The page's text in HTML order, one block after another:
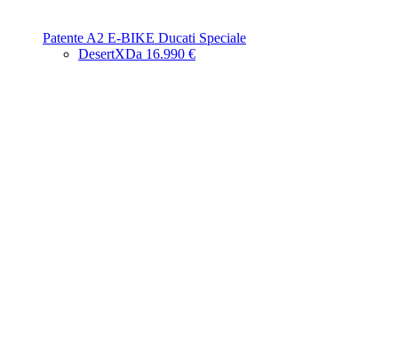
Patente A2 E-BIKE Ducati Speciale
DesertXDa 16.990 €